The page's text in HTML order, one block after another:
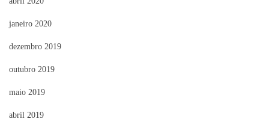
janeiro 2020
dezembro 2019
outubro 2019
maio 2019
abril 2019